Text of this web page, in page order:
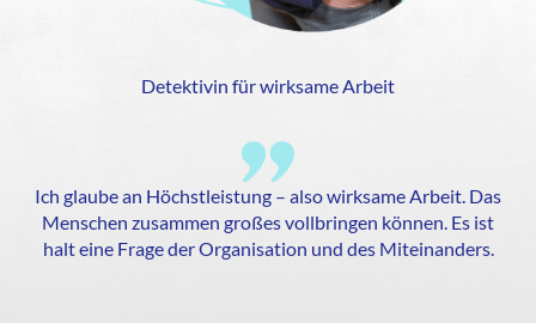
Detektivin für wirksame Arbeit
Ich glaube an Höchstleistung – also wirksame Arbeit. Das
Menschen zusammen großes vollbringen können. Es ist
halt eine Frage der Organisation und des Miteinanders.